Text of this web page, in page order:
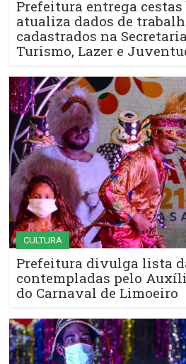
Prefeitura entrega cestas
atualiza dados de
cadastrados na
Turismo, Lazer e
CULTURA
Prefeitura divulga lista
contempladas pelo
do Carnaval de Limoeiro